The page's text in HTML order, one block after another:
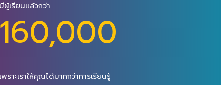
ผู้เรียนแล้วกว่า
พราะเราให้คุณได้มากกว่าการเรียนรู้